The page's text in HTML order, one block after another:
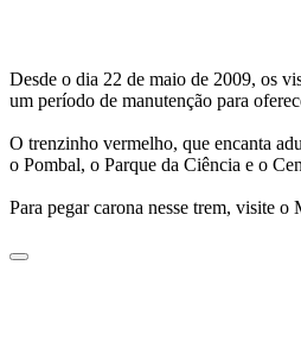
Desde o dia 22 de maio de 2009, os
um período de manutenção para
O trenzinho vermelho, que encanta
o Pombal, o Parque da Ciência e o
Para pegar carona nesse trem, visite o